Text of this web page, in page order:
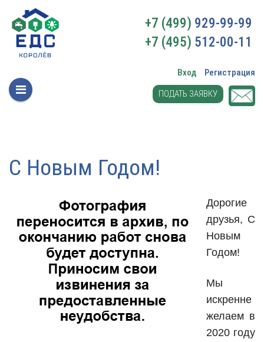
+7 (499) 929-99-99
+7 (495) 512-00-11
Вход
Регистрация
ПОДАТЬ ЗАЯВКУ
С Новым Годом!
Дорогие
друзья, С
Новым
Годом!
Мы
искренне
желаем в
2020 году